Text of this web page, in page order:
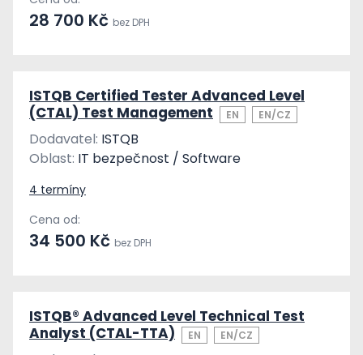
28 700 Kč bez DPH
ISTQB Certified Tester Advanced Level
(CTAL) Test Management
EN EN/CZ
Dodavatel: ISTQB
Oblast: IT bezpečnost / Software
4 termíny
Cena od:
34 500 Kč bez DPH
ISTQB® Advanced Level Technical Test
Analyst (CTAL-TTA)
EN EN/CZ